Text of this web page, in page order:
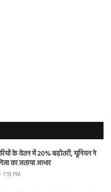
के वेतन में 20% बढ़ोतरी, यूनियन ने
का जताया आभार
PM